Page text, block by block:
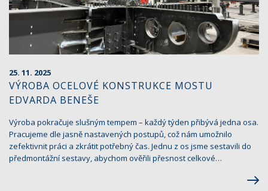
25. 11. 2025
VÝROBA OCELOVÉ KONSTRUKCE MOSTU
EDVARDA BENEŠE
Výroba pokračuje slušným tempem – každý týden přibývá jedna osa.
Pracujeme dle jasně nastavených postupů, což nám umožnilo
zefektivnit práci a zkrátit potřebný čas. Jednu z os jsme sestavili do
předmontážní sestavy, abychom ověřili přesnost celkové…